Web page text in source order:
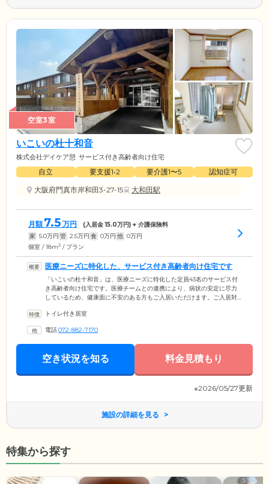
空室3室
いこいの杜十和音
株式会社デイケア憩 サービス付き高齢者向け住宅
自立 要支援1•2 要介護1〜5
認知症可
大阪府門真市岸和田3-27-15
大和田駅
月額 7.5 万円 (入居金15.0万円) + 介護保険料
家 5.0万円 管 2.5万円 食 0万円 他 0万円
個室 / 18m2 / プラン
医療ニーズに特化した、サービス付き高齢者向け住宅です
「いこいの杜十和音」は、医療ニーズに特化した定員43名のサービス付
き高齢者向け住宅です。医療チームとの連携により、病状の安定に尽力
しているため、健康面に不安のある方もご入居いただけます。ご入居対
方もぜひ一度ご相談ください。介護スタッフの研修に注力しており、各
に、ご入居者様・ご家族様が大きな安心を感じられるケアをお届けして
おります。「十和音」という施設名通り、人と人との和をつなぎ和音を
トイレ付き居室
電話072-882-7170
空き状況を知る 料金見積もり
※2026/05/27更新
施設の詳細を見る
特集から探す